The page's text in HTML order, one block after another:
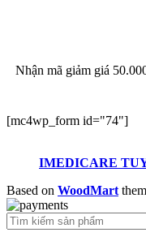
Nhận mã giảm giá
[mc4wp_form id="74"]
IMEDICARE
Based on WoodMart